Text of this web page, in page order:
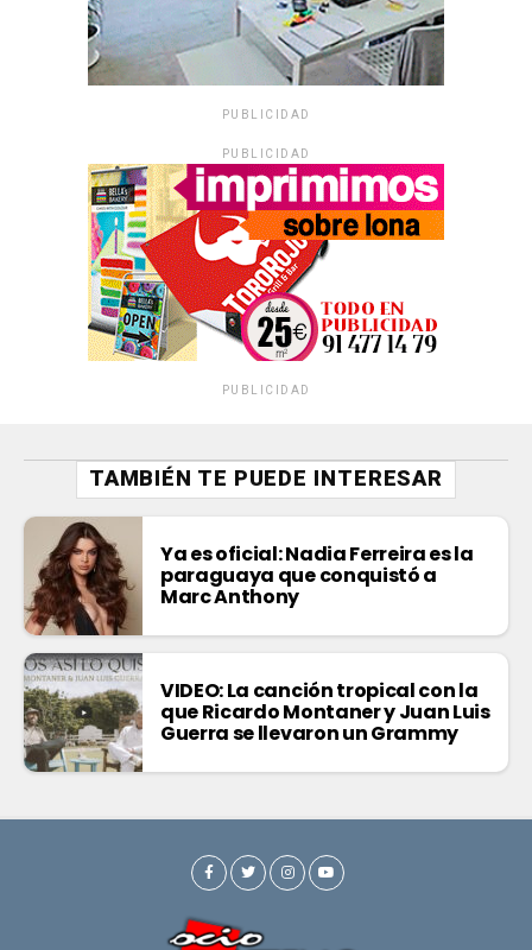
PUBLICIDAD
PUBLICIDAD
PUBLICIDAD
TAMBIÉN TE PUEDE INTERESAR
Ya es oficial: Nadia Ferreira es la
paraguaya que conquistó a
Marc Anthony
VIDEO: La canción tropical con la
que Ricardo Montaner y Juan Luis
Guerra se llevaron un Grammy